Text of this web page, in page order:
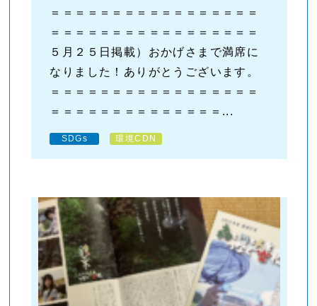
＝＝＝＝＝＝＝＝＝＝＝＝＝＝＝＝＝
＝＝＝＝＝＝＝＝＝＝＝＝＝＝＝＝＝
５月２５日掲載）おかげさまで満席に
なりました！ありがとうございます。
＝＝＝＝＝＝＝＝＝＝＝＝＝＝＝＝＝
＝＝＝＝＝＝＝＝＝＝＝＝＝＝...
SDGs 環境CDN